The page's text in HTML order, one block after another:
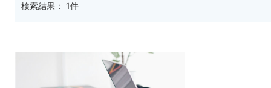
検索結果： 1件